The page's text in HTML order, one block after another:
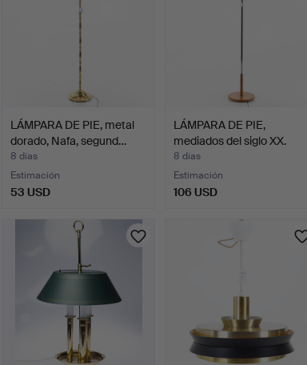
LÁMPARA DE PIE, metal
dorado, Nafa, segund…
8 días
Estimación
53 USD
LÁMPARA DE PIE,
mediados del siglo XX.
8 días
Estimación
106 USD